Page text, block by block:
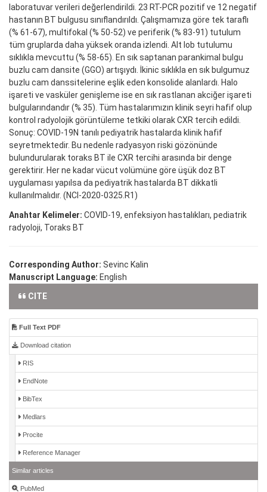
laboratuvar verileri değerlendirildi. 23 RT-PCR pozitif ve 12 negatif
hastanın BT bulgusu sınıflandırıldı. Çalışmamıza göre tek taraflı
(% 61-67), multifokal (% 50-52) ve periferik (% 83-91) tutulum
tüm gruplarda daha yüksek oranda izlendi. Alt lob tutulumu
sıklıkla mevcuttu (% 58-65). En sık saptanan parankimal bulgu
buzlu cam dansite (GGO) artışıydı. İkinic sıklıkla en sık bulgumuz
buzlu cam danssitelerine eşlik eden konsolide alanlardı. Halo
işareti ve vasküler genişleme ise en sık rastlanan akciğer işareti
bulgularındandır (% 35). Tüm hastalarımızın klinik seyri hafif olup
kontrol radyolojik görüntüleme tetkiki olarak CXR tercih edildi.
Sonuç: COVID-19N tanılı pediyatrik hastalarda klinik hafif
seyretmektedir. Bu nedenle radyasyon riski gözönünde
bulundurularak toraks BT ile CXR tercihi arasında bir denge
gerektirir. Her ne kadar vücut volümüne göre üşük doz BT
uygulaması yapılsa da pediyatrik hastalarda BT dikkatli
kullanılmalıdır. (NCI-2020-0325.R1)
Anahtar Kelimeler: COVID-19, enfeksiyon hastalıkları, pediatrik
radyoloji, Toraks BT
Corresponding Author: Sevinc Kalin
Manuscript Language: English
CITE
Full Text PDF
Download citation
RIS
EndNote
BibTex
Medlars
Procite
Reference Manager
Similar articles
PubMed